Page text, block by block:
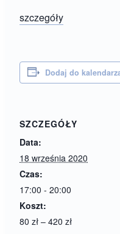
szczegóły
Dodaj do
SZCZEGÓŁY
Data:
18 września 2020
Czas:
17:00 - 20:00
Koszt:
80 zł – 420 zł